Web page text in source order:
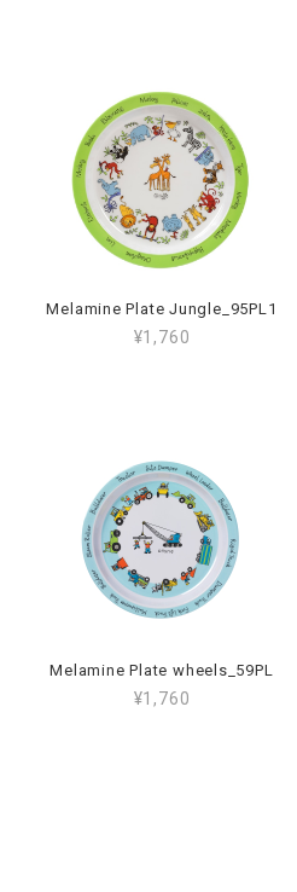
Melamine Plate Jungle_95PL1
¥1,760
Melamine Plate wheels_59PL
¥1,760